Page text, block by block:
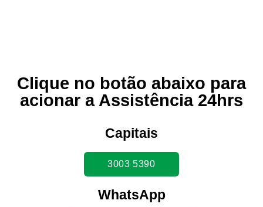
Clique no botão abaixo para
acionar a Assistência 24hrs
Capitais
3003 5390
WhatsApp